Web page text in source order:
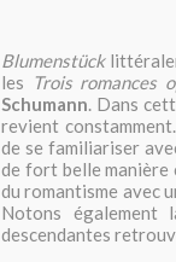
Blumenstück
les Trois romances
Schumann. Dans
revient
de se familiariser
de fort belle manière
du romantisme avec
Notons également
descendantes